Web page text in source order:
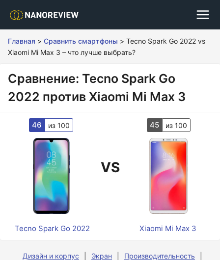
Главная > Сравнить смартфоны > Tecno Spark Go 2022 vs
Xiaomi Mi Max 3 – что лучше выбрать?
Сравнение: Tecno Spark Go
2022 против Xiaomi Mi Max 3
46 из 100
VS
45 из 100
Tecno Spark Go 2022 Xiaomi Mi Max 3
Дизайн и корпус Экран
Производительность